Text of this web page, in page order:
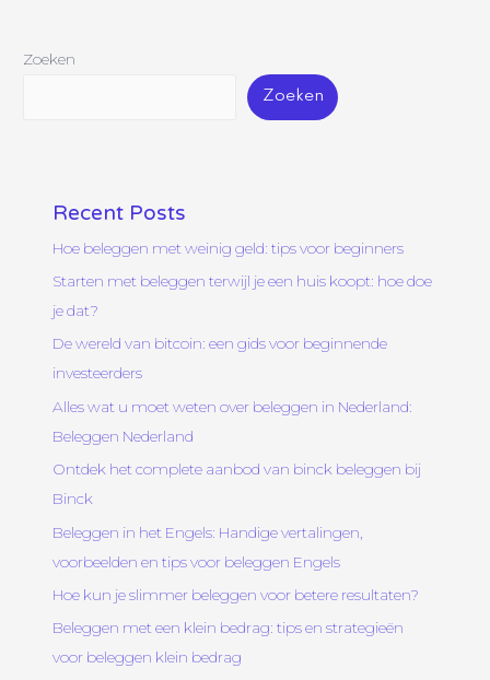
Zoeken
Zoeken
Recent Posts
Hoe beleggen met weinig geld: tips voor beginners
Starten met beleggen terwijl je een huis koopt: hoe doe
je dat?
De wereld van bitcoin: een gids voor beginnende
investeerders
Alles wat u moet weten over beleggen in Nederland:
Beleggen Nederland
Ontdek het complete aanbod van binck beleggen bij
Binck
Beleggen in het Engels: Handige vertalingen,
voorbeelden en tips voor beleggen Engels
Hoe kun je slimmer beleggen voor betere resultaten?
Beleggen met een klein bedrag: tips en strategieën
voor beleggen klein bedrag